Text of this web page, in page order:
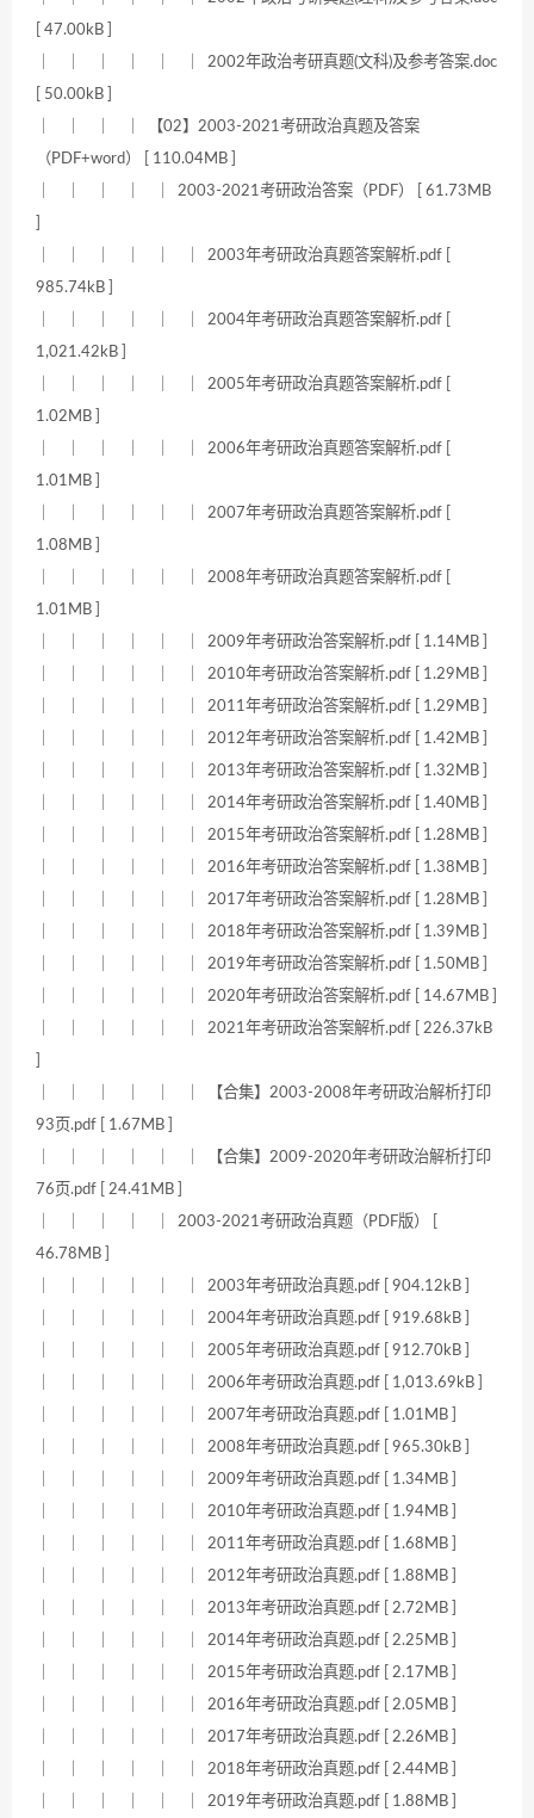
[ 47.00kB ]
｜ ｜ ｜ ｜ ｜ ｜ 2002年政治考研真题(文科)及参考答案.doc
[ 50.00kB ]
｜ ｜ ｜ ｜ 【02】2003-2021考研政治真题及答案
（PDF+word） [ 110.04MB ]
｜ ｜ ｜ ｜ ｜ 2003-2021考研政治答案（PDF） [ 61.73MB
｜ ｜ ｜ ｜ ｜ ｜ 2003年考研政治真题答案解析.pdf [
985.74kB ]
｜ ｜ ｜ ｜ ｜ ｜ 2004年考研政治真题答案解析.pdf [
1,021.42kB ]
｜ ｜ ｜ ｜ ｜ ｜ 2005年考研政治真题答案解析.pdf [
1.02MB ]
｜ ｜ ｜ ｜ ｜ ｜ 2006年考研政治真题答案解析.pdf [
1.01MB ]
｜ ｜ ｜ ｜ ｜ ｜ 2007年考研政治真题答案解析.pdf [
1.08MB ]
｜ ｜ ｜ ｜ ｜ ｜ 2008年考研政治真题答案解析.pdf [
1.01MB ]
｜ ｜ ｜ ｜ ｜ ｜ 2009年考研政治答案解析.pdf [ 1.14MB ]
｜ ｜ ｜ ｜ ｜ ｜ 2010年考研政治答案解析.pdf [ 1.29MB ]
｜ ｜ ｜ ｜ ｜ ｜ 2011年考研政治答案解析.pdf [ 1.29MB ]
｜ ｜ ｜ ｜ ｜ ｜ 2012年考研政治答案解析.pdf [ 1.42MB ]
｜ ｜ ｜ ｜ ｜ ｜ 2013年考研政治答案解析.pdf [ 1.32MB ]
｜ ｜ ｜ ｜ ｜ ｜ 2014年考研政治答案解析.pdf [ 1.40MB ]
｜ ｜ ｜ ｜ ｜ ｜ 2015年考研政治答案解析.pdf [ 1.28MB ]
｜ ｜ ｜ ｜ ｜ ｜ 2016年考研政治答案解析.pdf [ 1.38MB ]
｜ ｜ ｜ ｜ ｜ ｜ 2017年考研政治答案解析.pdf [ 1.28MB ]
｜ ｜ ｜ ｜ ｜ ｜ 2018年考研政治答案解析.pdf [ 1.39MB ]
｜ ｜ ｜ ｜ ｜ ｜ 2019年考研政治答案解析.pdf [ 1.50MB ]
｜ ｜ ｜ ｜ ｜ ｜ 2020年考研政治答案解析.pdf [ 14.67MB ]
｜ ｜ ｜ ｜ ｜ ｜ 2021年考研政治答案解析.pdf [ 226.37kB
｜ ｜ ｜ ｜ ｜ ｜ 【合集】2003-2008年考研政治解析打印
93页.pdf [ 1.67MB ]
｜ ｜ ｜ ｜ ｜ ｜ 【合集】2009-2020年考研政治解析打印
76页.pdf [ 24.41MB ]
｜ ｜ ｜ ｜ ｜ 2003-2021考研政治真题（PDF版） [
46.78MB ]
｜ ｜ ｜ ｜ ｜ ｜ 2003年考研政治真题.pdf [ 904.12kB ]
｜ ｜ ｜ ｜ ｜ ｜ 2004年考研政治真题.pdf [ 919.68kB ]
｜ ｜ ｜ ｜ ｜ ｜ 2005年考研政治真题.pdf [ 912.70kB ]
｜ ｜ ｜ ｜ ｜ ｜ 2006年考研政治真题.pdf [ 1,013.69kB ]
｜ ｜ ｜ ｜ ｜ ｜ 2007年考研政治真题.pdf [ 1.01MB ]
｜ ｜ ｜ ｜ ｜ ｜ 2008年考研政治真题.pdf [ 965.30kB ]
｜ ｜ ｜ ｜ ｜ ｜ 2009年考研政治真题.pdf [ 1.34MB ]
｜ ｜ ｜ ｜ ｜ ｜ 2010年考研政治真题.pdf [ 1.94MB ]
｜ ｜ ｜ ｜ ｜ ｜ 2011年考研政治真题.pdf [ 1.68MB ]
｜ ｜ ｜ ｜ ｜ ｜ 2012年考研政治真题.pdf [ 1.88MB ]
｜ ｜ ｜ ｜ ｜ ｜ 2013年考研政治真题.pdf [ 2.72MB ]
｜ ｜ ｜ ｜ ｜ ｜ 2014年考研政治真题.pdf [ 2.25MB ]
｜ ｜ ｜ ｜ ｜ ｜ 2015年考研政治真题.pdf [ 2.17MB ]
｜ ｜ ｜ ｜ ｜ ｜ 2016年考研政治真题.pdf [ 2.05MB ]
｜ ｜ ｜ ｜ ｜ ｜ 2017年考研政治真题.pdf [ 2.26MB ]
｜ ｜ ｜ ｜ ｜ ｜ 2018年考研政治真题.pdf [ 2.44MB ]
｜ ｜ ｜ ｜ ｜ ｜ 2019年考研政治真题.pdf [ 1.88MB ]